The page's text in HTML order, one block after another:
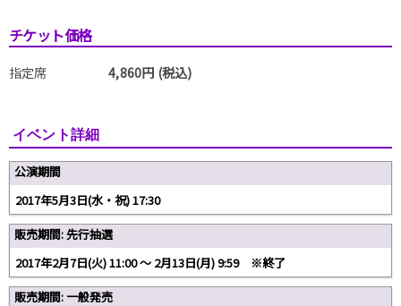
チケット価格
指定席 4,860円 (税込)
イベント詳細
公演期間
2017年5月3日(水・祝) 17:30
販売期間: 先行抽選
2017年2月7日(火) 11:00 〜 2月13日(月) 9:59 ※終了
販売期間: 一般発売